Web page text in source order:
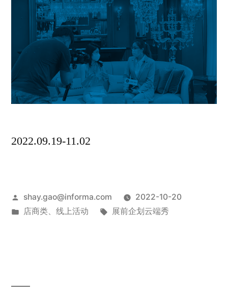
2022.09.19-11.02
shay.gao@informa.com
2022-10-20
店商类、 线上活动 展前企划云端秀